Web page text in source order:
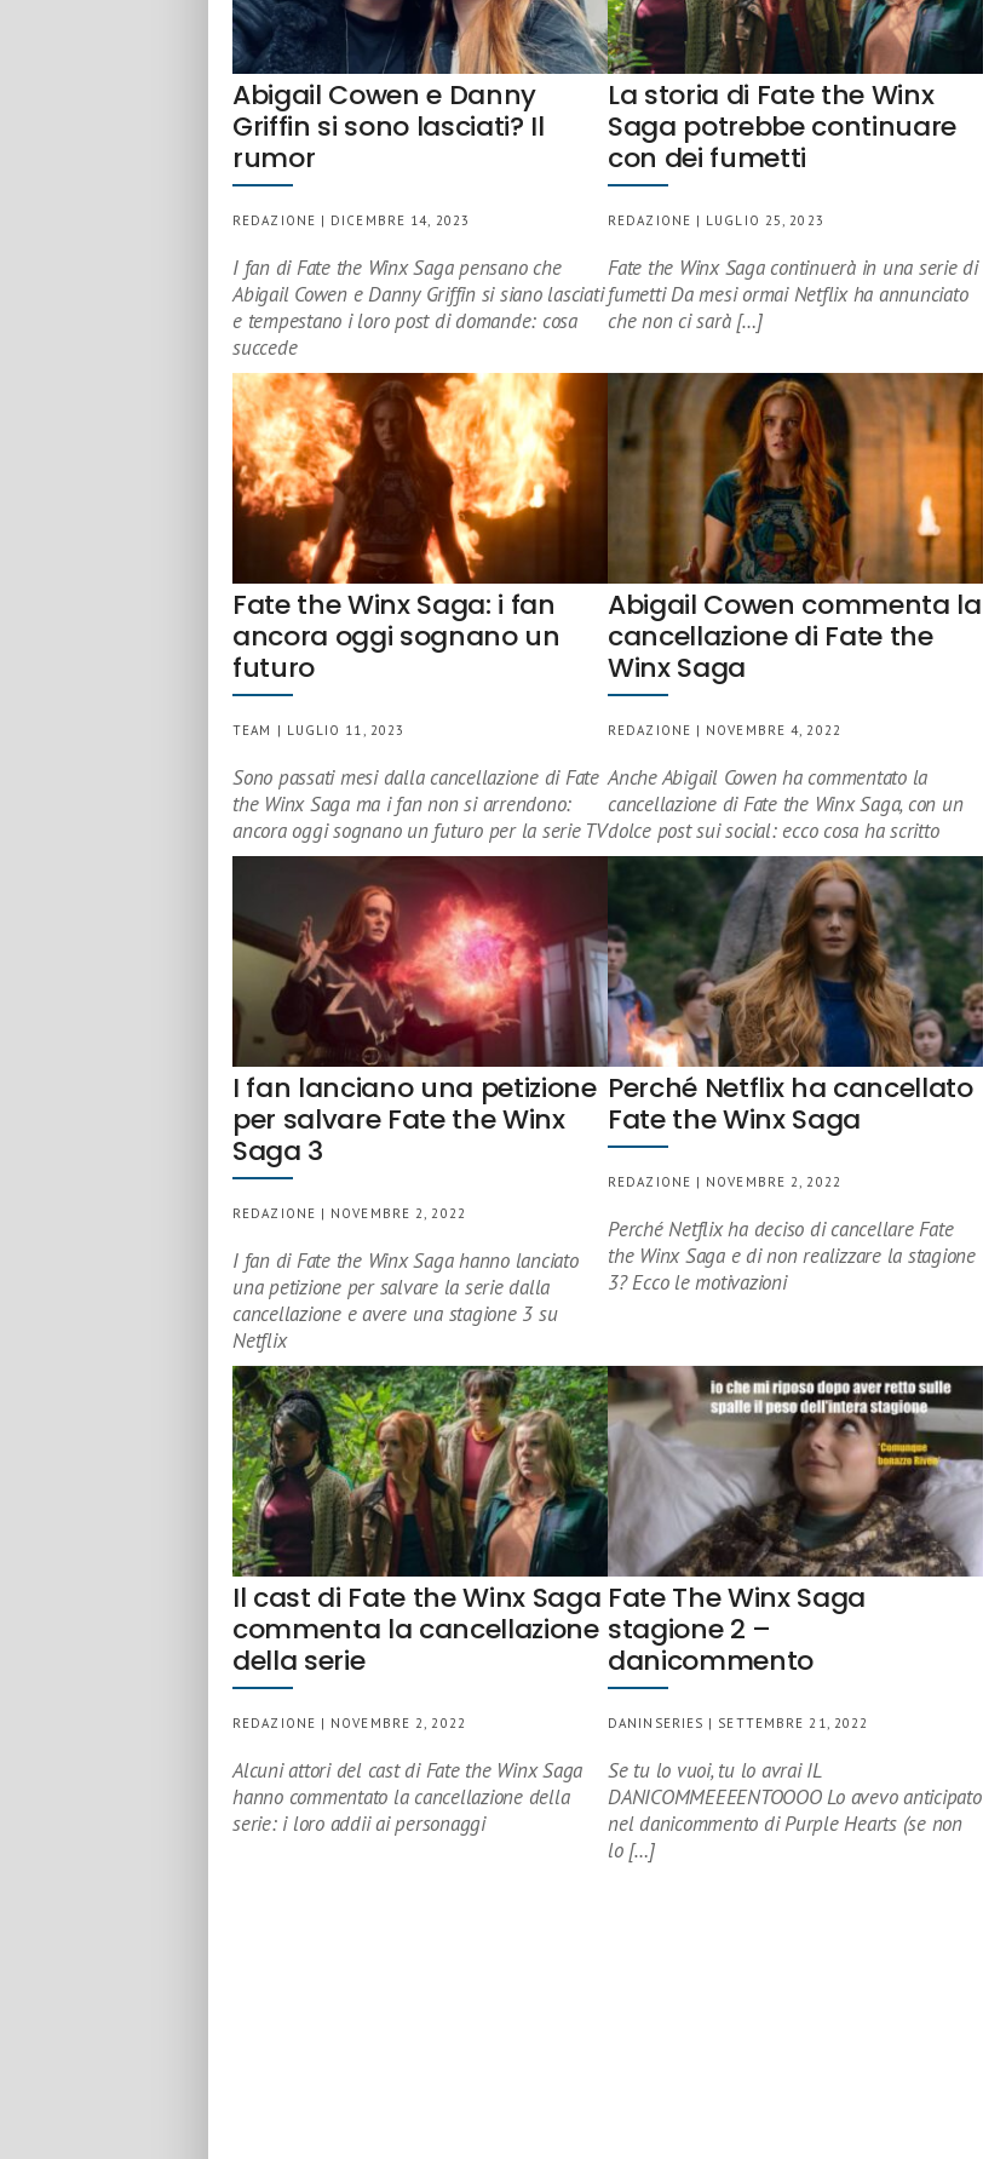
Abigail Cowen e Danny
Griffin si sono lasciati? Il
rumor
REDAZIONE | DICEMBRE 14, 2023
I fan di Fate the Winx Saga pensano che
Abigail Cowen e Danny Griffin si siano lasciati
e tempestano i loro post di domande: cosa
succede
La storia di Fate the Winx
Saga potrebbe continuare
con dei fumetti
REDAZIONE | LUGLIO 25, 2023
Fate the Winx Saga continuerà in una serie di
fumetti Da mesi ormai Netflix ha annunciato
che non ci sarà […]
Fate the Winx Saga: i fan
ancora oggi sognano un
futuro
TEAM | LUGLIO 11, 2023
Sono passati mesi dalla cancellazione di Fate
the Winx Saga ma i fan non si arrendono:
ancora oggi sognano un futuro per la serie TV
Abigail Cowen commenta la
cancellazione di Fate the
Winx Saga
REDAZIONE | NOVEMBRE 4, 2022
Anche Abigail Cowen ha commentato la
cancellazione di Fate the Winx Saga, con un
dolce post sui social: ecco cosa ha scritto
I fan lanciano una petizione
per salvare Fate the Winx
Saga 3
REDAZIONE | NOVEMBRE 2, 2022
I fan di Fate the Winx Saga hanno lanciato
una petizione per salvare la serie dalla
cancellazione e avere una stagione 3 su
Netflix
Perché Netflix ha cancellato
Fate the Winx Saga
REDAZIONE | NOVEMBRE 2, 2022
Perché Netflix ha deciso di cancellare Fate
the Winx Saga e di non realizzare la stagione
3? Ecco le motivazioni
Il cast di Fate the Winx Saga
commenta la cancellazione
della serie
REDAZIONE | NOVEMBRE 2, 2022
Alcuni attori del cast di Fate the Winx Saga
hanno commentato la cancellazione della
serie: i loro addii ai personaggi
Fate The Winx Saga
stagione 2 –
danicommento
DANINSERIES | SETTEMBRE 21, 2022
Se tu lo vuoi, tu lo avrai IL
DANICOMMEEEENTOOOO Lo avevo anticipato
nel danicommento di Purple Hearts (se non
lo […]